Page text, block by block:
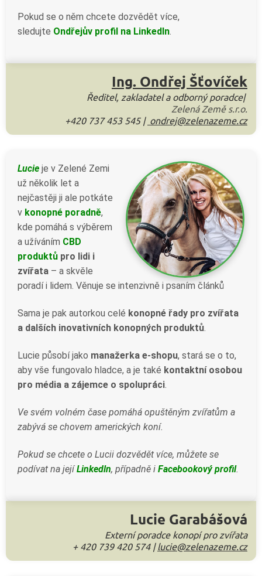
Pokud se o něm chcete dozvědět více,
sledujte Ondřejův profil na Linkedln
Ing. Ondřej Šťovíček
Ředitel, zakladatela odborný poradce|
Zelená Země s.r.o.
+420 737 453 545 | ondrej@zelenazeme.cz
Lucie je v Zelené Zemi
už několik let a
nejčastěji ji ale potkáte
v konopné poradně,
kde pomáhá s výběrem
a užíváním CBD
produktů pro lidi i
zvířata – a skvěle
poradí i lidem. Věnuje se intenzivně i psaním článků
Sama je pak autorkou celé konopné řady pro zvířata
a dalších inovativních konopných produktů
Lucie působí jako manažerka e-shopu, stará se o to,
aby vše fungovalo hladce, a je také kontaktní osobou
pro média a zájemce o spolupráci
Ve svém volném čase pomáhá opuštěným zvířatům a
zabývá se chovem amerických koní.
Pokud se chcete o Lucii dozvědět více, můžete se
podívat na její Linkedln, případně i Facebookový profil.
Lucie Garabášová
Externí poradce konopí pro zvířata
+ 420 739 420 574 | lucie@zelenazeme.cz